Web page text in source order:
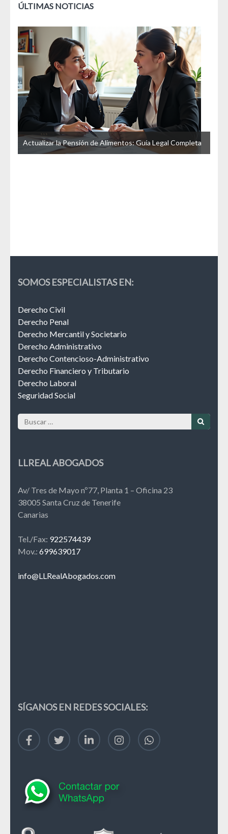
ÚLTIMAS NOTICIAS
Actualizar la Pensión de Alimentos: Guía Legal Completa
SOMOS ESPECIALISTAS EN:
Derecho Civil
Derecho Penal
Derecho Mercantil y Societario
Derecho Administrativo
Derecho Contencioso-Administrativo
Derecho Financiero y Tributario
Derecho Laboral
Seguridad Social
Buscar:
LLREAL ABOGADOS
Av/ Tres de Mayo nº77, Planta 1 – Oficina 23
38005 Santa Cruz de Tenerife
Canarias
Tel./Fax: 922574439
Mov.: 699639017
info@LLRealAbogados.com
SÍGANOS EN REDES SOCIALES: